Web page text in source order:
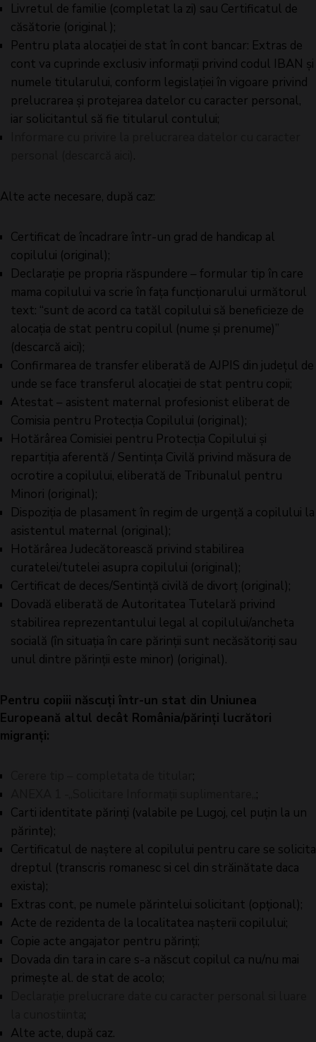
Livretul de familie (completat la zi) sau Certificatul de
căsătorie (original );
Pentru plata alocaţiei de stat în cont bancar: Extras de
cont va cuprinde exclusiv informații privind codul IBAN și
numele titularului, conform legislației în vigoare privind
prelucrarea și protejarea datelor cu caracter personal,
iar solicitantul să fie titularul contului;
.
Alte acte necesare, după caz:
Certificat de încadrare într-un grad de handicap al
copilului (original);
Declarație pe propria răspundere – formular tip în care
mama copilului va scrie în faţa funcţionarului următorul
text: “sunt de acord ca tatăl copilului să beneficieze de
alocaţia de stat pentru copilul (nume și prenume)”
(descarcă aici);
Confirmarea de transfer eliberată de AJPIS din judeţul de
unde se face transferul alocaţiei de stat pentru copii;
Atestat – asistent maternal profesionist eliberat de
Comisia pentru Protecţia Copilului (original);
Hotărârea Comisiei pentru Protecţia Copilului şi
repartiţia aferentă / Sentinţa Civilă privind măsura de
ocrotire a copilului, eliberată de Tribunalul pentru
Minori (original);
Dispoziţia de plasament în regim de urgenţă a copilului la
asistentul maternal (original);
Hotărârea Judecătorească privind stabilirea
curatelei/tutelei asupra copilului (original);
Certificat de deces/Sentinţă civilă de divorţ (original);
Dovadă eliberată de Autoritatea Tutelară privind
stabilirea reprezentantului legal al copilului/ancheta
socială (în situația în care părinții sunt necăsătoriți sau
unul dintre părinții este minor) (original).
Pentru copiii născuți într-un stat din Uniunea
Europeană altul decât România/părinți lucrători
migranți:
;
;
Carti identitate părinți (valabile pe Lugoj, cel puțin la un
părinte);
Certificatul de naștere al copilului pentru care se solicita
dreptul (transcris romanesc si cel din străinătate daca
exista);
Extras cont, pe numele părintelui solicitant (opțional);
Acte de rezidenta de la localitatea nașterii copilului;
Copie acte angajator pentru părinți;
Dovada din tara in care s-a născut copilul ca nu/nu mai
primește al. de stat de acolo;
;
Alte acte, după caz.